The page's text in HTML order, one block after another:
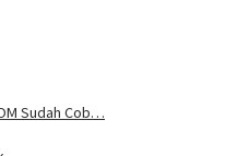
Sudah Cob…